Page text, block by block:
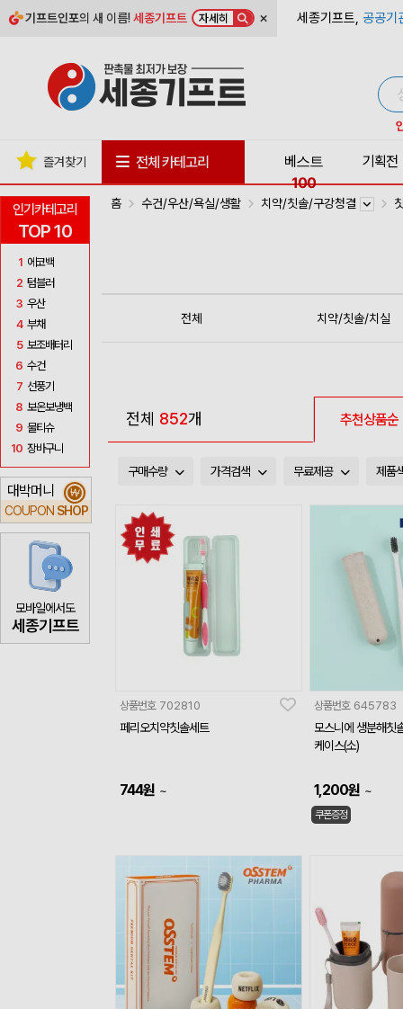
기프트인포의 새 이름!세종기프트 자세히 × 세종기프트, 공공기
인기카테고리
TOP 10
1 에코백
2 텀블러
3 우산
4 부채
5 보조배터리
6 수건
7 선풍기
8 보온보냉백
9 물티슈
10 장바구니
대박머니
COUPON SHOP
₩
모바일에서도
세종기프트
즐겨찾기 전체 카테고리
베스트
100
기획전
홈 수건/우산/욕실/생활 치약/칫솔/구강청결
전체 치약/칫솔/치실
전체 852개 추천상품순
구매수량 가격검색 무료제공 제품
상품번호 702810
페리오치약칫솔세트
744원 ~
상품번호 645783
모스니에 생분해
케이스(소)
1,200원 ~
쿠폰증정